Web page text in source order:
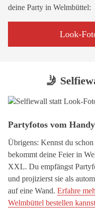
deine Party in Welmbüttel:
Look-
🤳
Partyfotos vom
Übrigens: Kennst du schon
bekommt deine Feier in
XXL. Du empfängst
und projizierst sie als
auf eine Wand. Erfahre
Welmbüttel bestellen kannst